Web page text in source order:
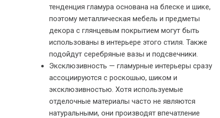
тенденция гламура основана на блеске и шике,
поэтому металлическая мебель и предметы
декора с глянцевым покрытием могут быть
использованы в интерьере этого стиля. Также
подойдут серебряные вазы и подсвечники.
Эксклюзивность — гламурные интерьеры сразу
ассоциируются с роскошью, шиком и
эксклюзивностью. Хотя используемые
отделочные материалы часто не являются
натуральными, они производят впечатление